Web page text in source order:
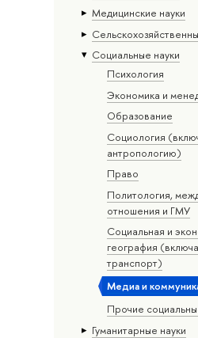
Медицинские науки
Социальные науки
Психология
Экономика и
Образование
Социология
антропологию)
Право
Политология,
отношения и ГМУ
Социальная и
география
транспорт)
Медиа и
Прочие
Гуманитарные науки